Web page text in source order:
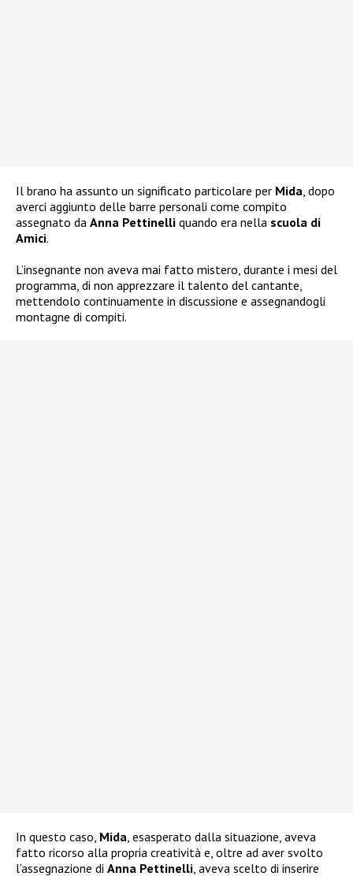
Il brano ha assunto un significato particolare per Mida , dopo
averci aggiunto delle barre personali come compito
assegnato da Anna Pettinelli quando era nella scuola di
Amici.
L’insegnante non aveva mai fatto mistero, durante i mesi del
programma, di non apprezzare il talento del cantante,
mettendolo continuamente in discussione e assegnandogli
montagne di compiti.
In questo caso, Mida , esasperato dalla situazione, aveva
fatto ricorso alla propria creatività e, oltre ad aver svolto
l’assegnazione di Anna Pettinelli , aveva scelto di inserire